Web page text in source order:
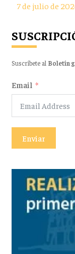
7 de julio de
Suscríbete al Boletín
Email
Enviar